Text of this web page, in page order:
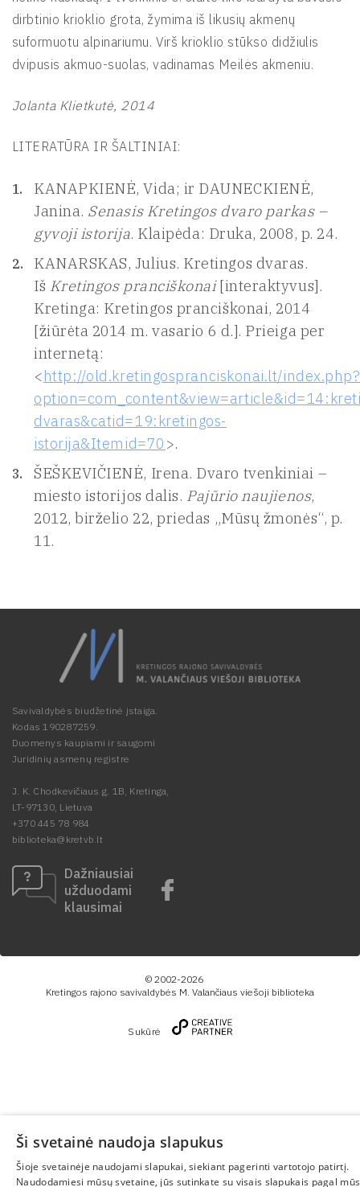
dirbtinio krioklio grota, žymima iš likusių akmenų
suformuotu alpinariumu. Virš krioklio stūkso didžiulis
dvipusis akmuo-suolas, vadinamas Meilės akmeniu.
Jolanta Klietkutė, 2014
LITERATŪRA IR ŠALTINIAI:
KANAPKIENĖ, Vida; ir DAUNECKIENĖ,
Janina. Senasis Kretingos dvaro parkas –
gyvoji istorija. Klaipėda: Druka, 2008, p. 24.
KANARSKAS, Julius. Kretingos dvaras.
Iš Kretingos pranciškonai[interaktyvus].
Kretinga: Kretingos pranciškonai, 2014
[žiūrėta 2014 m. vasario 6 d.]. Prieiga per
internetą:
<http://old.kretingospranciskonai.lt/index.php?
dvaras&catid=19:kretingos-
istorija&Itemid=70 >.
ŠEŠKEVIČIENĖ, Irena. Dvaro tvenkiniai –
miesto istorijos dalis. Pajūrio naujienos,
2012, birželio 22, priedas „Mūsų žmonės“, p.
11.
Savivaldybės biudžetinė įstaiga.
Kodas 190287259.
Duomenys kaupiami ir saugomi
Juridinių asmenų registre
J. K. Chodkevičiaus g. 1B, Kretinga,
LT-97130, Lietuva
+370 445 78 984
biblioteka@kretvb.lt
Dažniausiai
užduodami
klausimai
© 2002-2026
Kretingos rajono savivaldybės M. Valančiaus viešoji biblioteka
Sukūrė
Ši svetainė naudoja slapukus
Šioje svetainėje naudojami slapukai, siekiant pagerinti vartotojo patirtį.
Naudodamiesi mūsų svetaine, jūs sutinkate su visais slapukais pagal